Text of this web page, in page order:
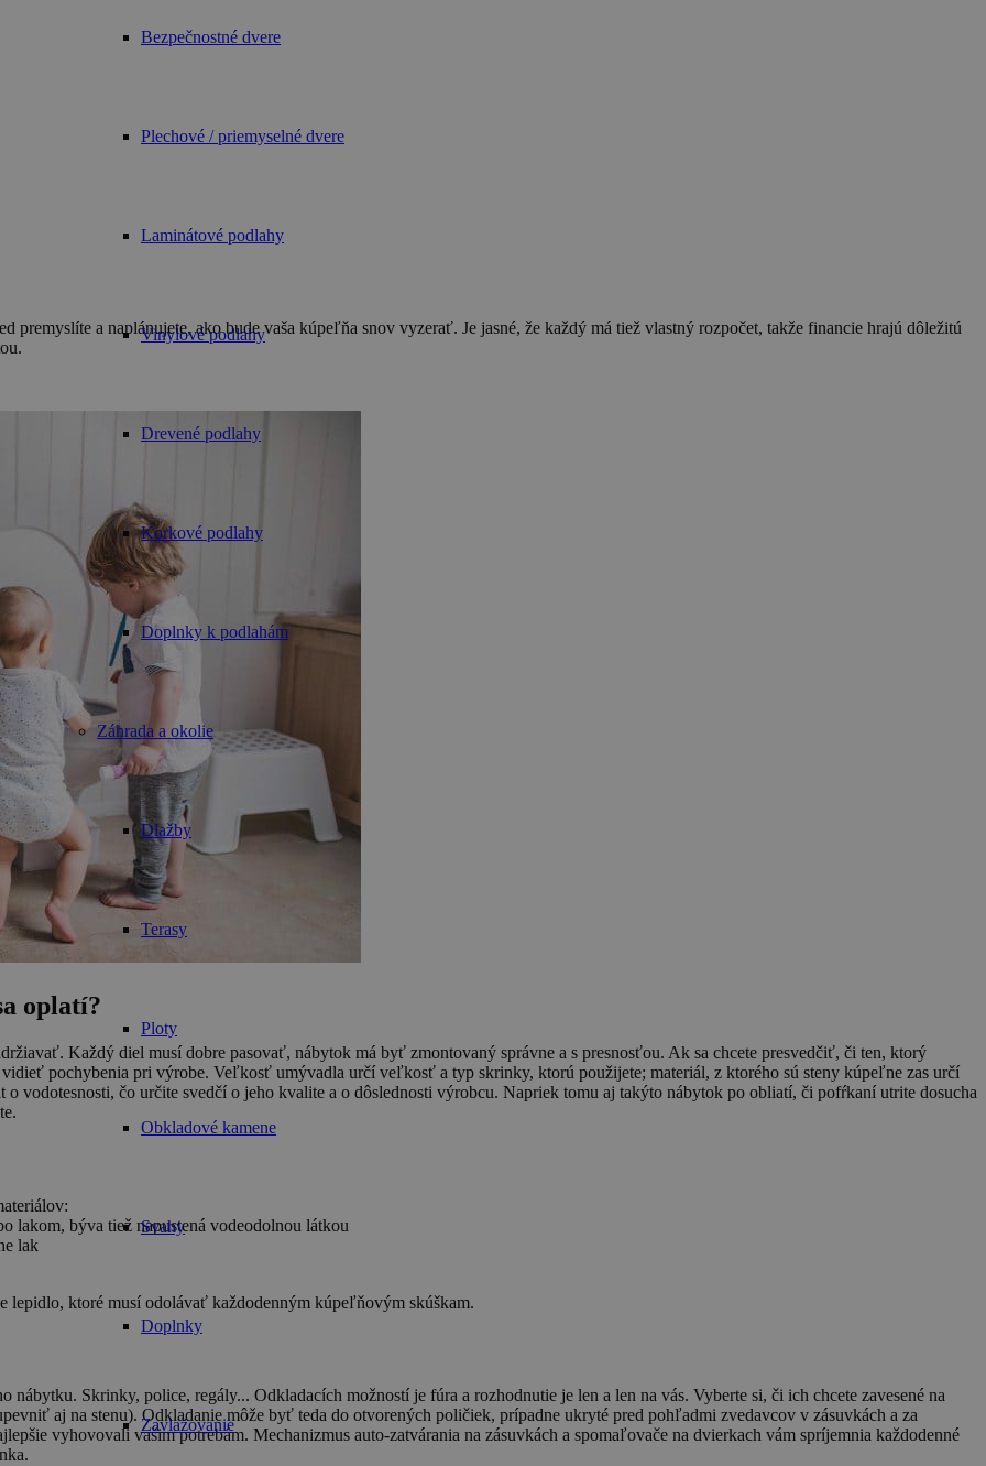
Bezpečnostné dvere
Plechové / priemyselné dvere
Laminátové podlahy
Vinylové podlahy
Drevené podlahy
Korkové podlahy
Doplnky k podlahám
Záhrada a okolie
Dlažby
Terasy
Ploty
Obkladové kamene
Svahy
Doplnky
Zavlažovanie
a naplánujete, ako bude vaša kúpeľňa snov vyzerať. Je jasné, že každý má tiež vlastný rozpočet, takže financie hrajú dôležitú
oplatí?
Každý diel musí dobre pasovať, nábytok má byť zmontovaný správne a s presnosťou. Ak sa chcete presvedčiť, či ten, ktorý
vidieť pochybenia pri výrobe. Veľkosť umývadla určí veľkosť a typ skrinky, ktorú použijete; materiál, z ktorého sú steny kúpeľne zas určí
vodotesnosti, čo určite svedčí o jeho kvalite a o dôslednosti výrobcu. Napriek tomu aj takýto nábytok po obliatí, či pofŕkaní utrite dosucha
lakom, býva tiež napustená vodeodolnou látkou
lak
lepidlo, ktoré musí odolávať každodenným kúpeľňovým skúškam.
Skrinky, police, regály... Odkladacích možností je fúra a rozhodnutie je len a len na vás. Vyberte si, či ich chcete zavesené na
aj na stenu). Odkladanie môže byť teda do otvorených poličiek, prípadne ukryté pred pohľadmi zvedavcov v zásuvkách a za
vyhovovali vašim potrebám. Mechanizmus auto-zatvárania na zásuvkách a spomaľovače na dvierkach vám spríjemnia každodenné